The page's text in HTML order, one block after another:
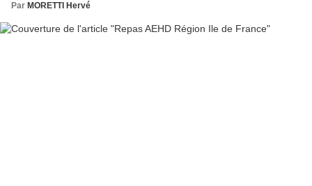
Par MORETTI Hervé